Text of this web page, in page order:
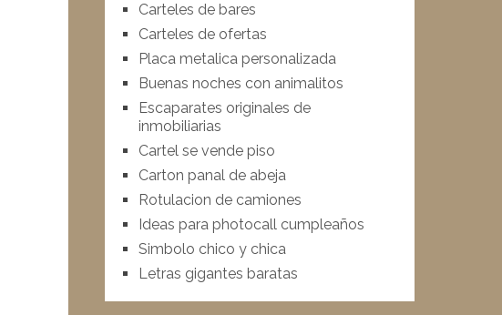
Carteles de bares
Carteles de ofertas
Placa metalica personalizada
Buenas noches con animalitos
Escaparates originales de
inmobiliarias
Cartel se vende piso
Carton panal de abeja
Rotulacion de camiones
Ideas para photocall cumpleaños
Simbolo chico y chica
Letras gigantes baratas